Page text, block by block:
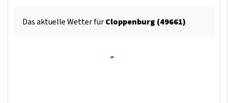
Das aktuelle Wetter fürCloppenburg (49661)